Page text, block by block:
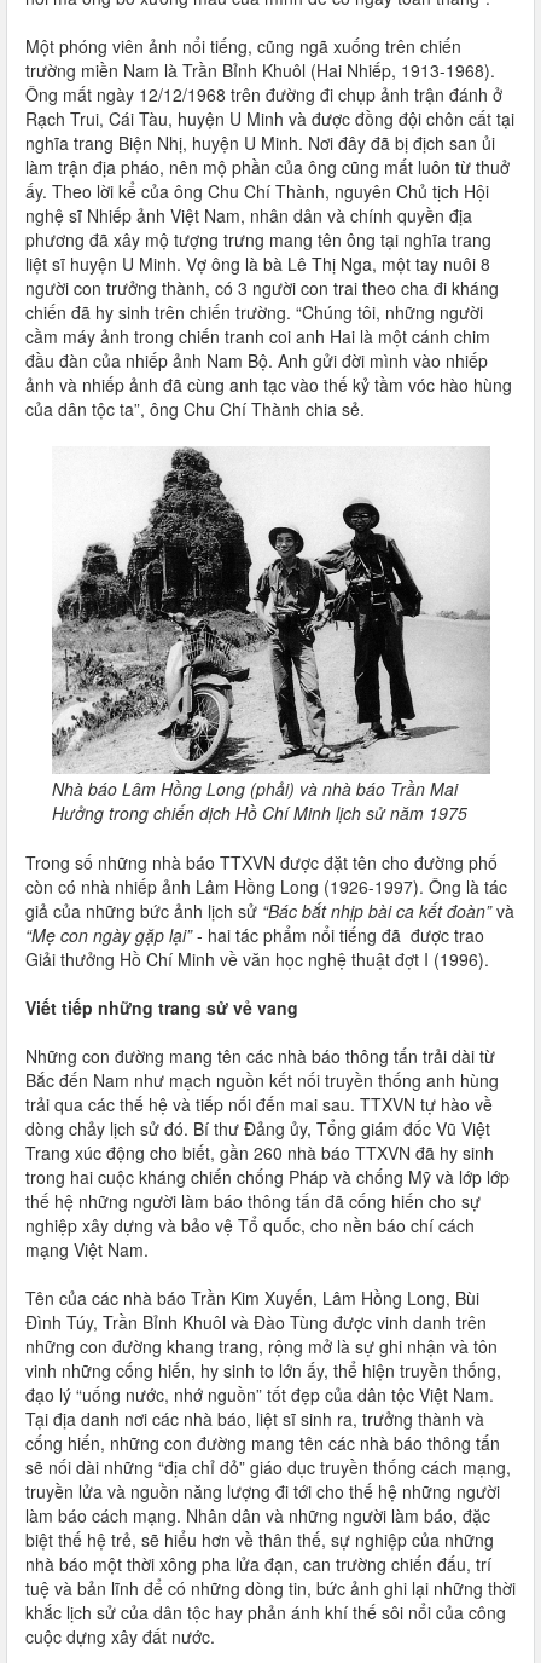
Một phóng viên ảnh nổi tiếng, cũng ngã xuống trên chiến
trường miền Nam là Trần Bỉnh Khuôl (Hai Nhiếp, 1913-1968).
Ông mất ngày 12/12/1968 trên đường đi chụp ảnh trận đánh ở
Rạch Trui, Cái Tàu, huyện U Minh và được đồng đội chôn cất tại
nghĩa trang Biện Nhị, huyện U Minh. Nơi đây đã bị địch san ủi
làm trận địa pháo, nên mộ phần của ông cũng mất luôn từ thuở
ấy. Theo lời kể của ông Chu Chí Thành, nguyên Chủ tịch Hội
nghệ sĩ Nhiếp ảnh Việt Nam, nhân dân và chính quyền địa
phương đã xây mộ tượng trưng mang tên ông tại nghĩa trang
liệt sĩ huyện U Minh. Vợ ông là bà Lê Thị Nga, một tay nuôi 8
người con trưởng thành, có 3 người con trai theo cha đi kháng
chiến đã hy sinh trên chiến trường. “Chúng tôi, những người
cầm máy ảnh trong chiến tranh coi anh Hai là một cánh chim
đầu đàn của nhiếp ảnh Nam Bộ. Anh gửi đời mình vào nhiếp
ảnh và nhiếp ảnh đã cùng anh tạc vào thế kỷ tầm vóc hào hùng
của dân tộc ta”, ông Chu Chí Thành chia sẻ.
Nhà báo Lâm Hồng Long (phải) và nhà báo Trần Mai
Hưởng trong chiến dịch Hồ Chí Minh lịch sử năm 1975
Trong số những nhà báo TTXVN được đặt tên cho đường phố
còn có nhà nhiếp ảnh Lâm Hồng Long (1926-1997). Ông là tác
giả của những bức ảnh lịch sử “Bác bắt nhịp bài ca kết đoàn”và
“Mẹ con ngày gặp lại”- hai tác phẩm nổi tiếng đã được trao
Giải thưởng Hồ Chí Minh về văn học nghệ thuật đợt I (1996).
Viết tiếp những trang sử vẻ vang
Những con đường mang tên các nhà báo thông tấn trải dài từ
Bắc đến Nam như mạch nguồn kết nối truyền thống anh hùng
trải qua các thế hệ và tiếp nối đến mai sau. TTXVN tự hào về
dòng chảy lịch sử đó. Bí thư Đảng ủy, Tổng giám đốc Vũ Việt
Trang xúc động cho biết, gần 260 nhà báo TTXVN đã hy sinh
trong hai cuộc kháng chiến chống Pháp và chống Mỹ và lớp lớp
thế hệ những người làm báo thông tấn đã cống hiến cho sự
nghiệp xây dựng và bảo vệ Tổ quốc, cho nền báo chí cách
mạng Việt Nam.
Tên của các nhà báo Trần Kim Xuyến, Lâm Hồng Long, Bùi
Đình Túy, Trần Bỉnh Khuôl và Đào Tùng được vinh danh trên
những con đường khang trang, rộng mở là sự ghi nhận và tôn
vinh những cống hiến, hy sinh to lớn ấy, thể hiện truyền thống,
đạo lý “uống nước, nhớ nguồn” tốt đẹp của dân tộc Việt Nam.
Tại địa danh nơi các nhà báo, liệt sĩ sinh ra, trưởng thành và
cống hiến, những con đường mang tên các nhà báo thông tấn
sẽ nối dài những “địa chỉ đỏ” giáo dục truyền thống cách mạng,
truyền lửa và nguồn năng lượng đi tới cho thế hệ những người
làm báo cách mạng. Nhân dân và những người làm báo, đặc
biệt thế hệ trẻ, sẽ hiểu hơn về thân thế, sự nghiệp của những
nhà báo một thời xông pha lửa đạn, can trường chiến đấu, trí
tuệ và bản lĩnh để có những dòng tin, bức ảnh ghi lại những thời
khắc lịch sử của dân tộc hay phản ánh khí thế sôi nổi của công
cuộc dựng xây đất nước.